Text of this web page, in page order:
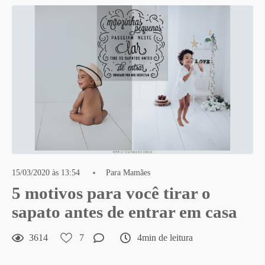
15/03/2020 às 13:54 Para Mamães
5 motivos para você tirar o
sapato antes de entrar em casa
3614 7 4min de leitura